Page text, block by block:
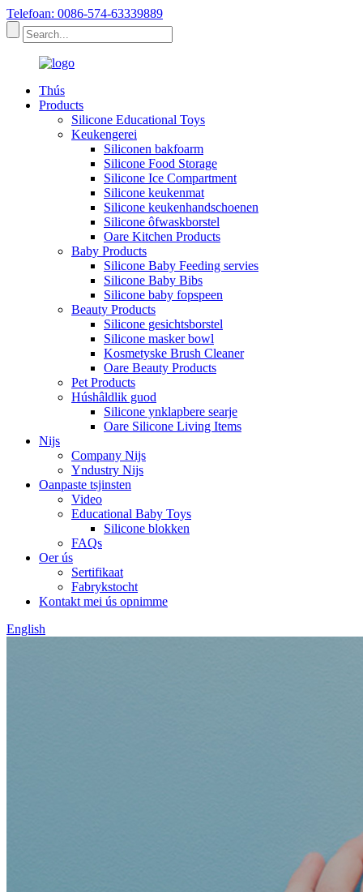
Telefoan: 0086-574-63339889
Thús
Products
Silicone Educational Toys
Keukengerei
Siliconen bakfoarm
Silicone Food Storage
Silicone Ice Compartment
Silicone keukenmat
Silicone keukenhandschoenen
Silicone ôfwaskborstel
Oare Kitchen Products
Baby Products
Silicone Baby Feeding servies
Silicone Baby Bibs
Silicone baby fopspeen
Beauty Products
Silicone gesichtsborstel
Silicone masker bowl
Kosmetyske Brush Cleaner
Oare Beauty Products
Pet Products
Húshâldlik guod
Silicone ynklapbere searje
Oare Silicone Living Items
Nijs
Company Nijs
Yndustry Nijs
Oanpaste tsjinsten
Video
Educational Baby Toys
Silicone blokken
FAQs
Oer ús
Sertifikaat
Fabrykstocht
Kontakt mei ús opnimme
English